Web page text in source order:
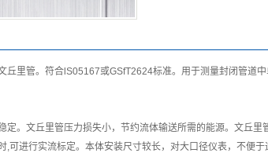
丘里管。符合lS05167或GSfT2624标准。用于测量封闭管道
定。文丘里管压力损失小，节约流体输送所需的能源。文丘
,可进行实流标定。本体安装尺寸较长，对大口径仪表，不便于